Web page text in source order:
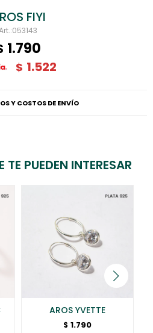
FIYI
053143
1.790
$ 1.522
Y COSTOS DE ENVÍO
PUEDEN INTERESAR
AROS YVETTE
$ 1.790